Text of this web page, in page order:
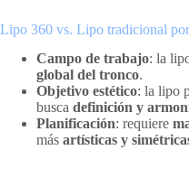
Lipo 360 vs. Lipo tradicional
Campo de trabajo: la
global del tronco.
Objetivo estético: la lipo
busca definición y
Planificación: requiere
más artísticas y